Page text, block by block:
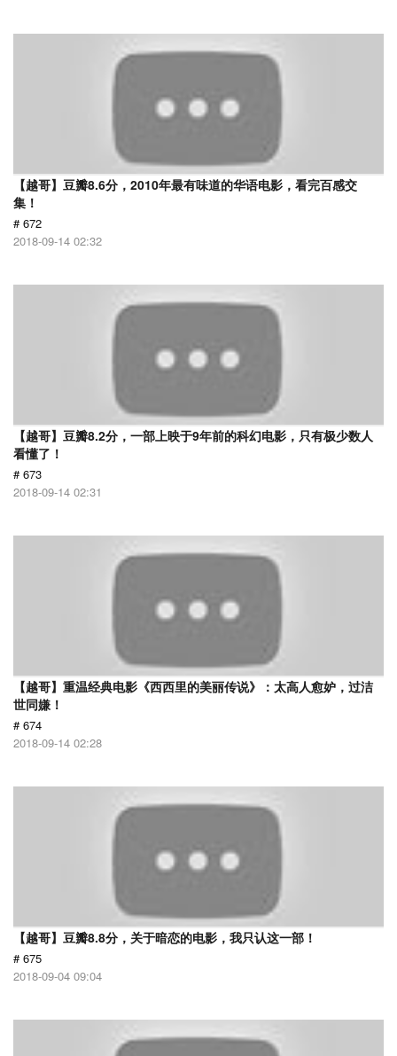
【越哥】豆瓣8.6分，2010年最有味道的华语电影，看完百感交
集！
# 672
2018-09-14 02:32
【越哥】豆瓣8.2分，一部上映于9年前的科幻电影，只有极少数人
看懂了！
# 673
2018-09-14 02:31
【越哥】重温经典电影《西西里的美丽传说》：太高人愈妒，过洁
世同嫌！
# 674
2018-09-14 02:28
【越哥】豆瓣8.8分，关于暗恋的电影，我只认这一部！
# 675
2018-09-04 09:04